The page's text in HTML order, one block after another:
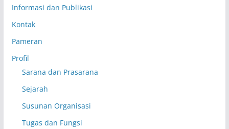
Informasi dan Publikasi
Kontak
Pameran
Profil
Sarana dan Prasarana
Sejarah
Susunan Organisasi
Tugas dan Fungsi